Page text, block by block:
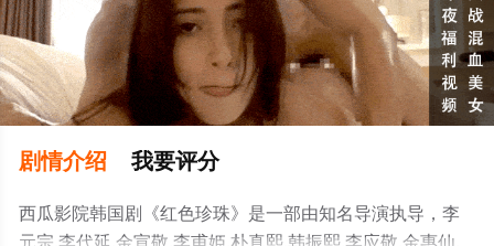
剧情介绍 我要评分
西瓜影院韩国剧《红色珍珠》是一部由知名导演执导，李
元宗,李代延,金宣敬,李甫姫,朴真熙,韩振熙,李应敬,金惠仙,